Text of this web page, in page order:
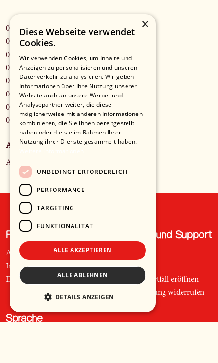
01 - kurz vorm Ende der Welt
02 - schöne Stunden
03 - es ist wies ist - feat. Témé Tan
04 - jetzt
05 - simsalabim
06 - blaue Augen
07 - hallo Kinder
08 - dort
Anbieter*in
Ami Warning
Recht und Ordnung
AGB
Impressum
Datenschutz
Hilfe und Support
Telefon
Mail
Supportfall eröffnen
Bestellung widerrufen
Sprache
×
Diese Webseite verwendet
Cookies.
Wir verwenden Cookies, um Inhalte und
Anzeigen zu personalisieren und unseren
Datenverkehr zu analysieren. Wir geben
Informationen über Ihre Nutzung unserer
Website auch an unsere Werbe- und
Analysepartner weiter, die diese
möglicherweise mit anderen Informationen
kombinieren, die Sie ihnen bereitgestellt
haben oder die sie im Rahmen Ihrer
Nutzung ihrer Dienste gesammelt haben.
UNBEDINGT ERFORDERLICH
PERFORMANCE
TARGETING
FUNKTIONALITÄT
ALLE AKZEPTIEREN
ALLE ABLEHNEN
DETAILS ANZEIGEN